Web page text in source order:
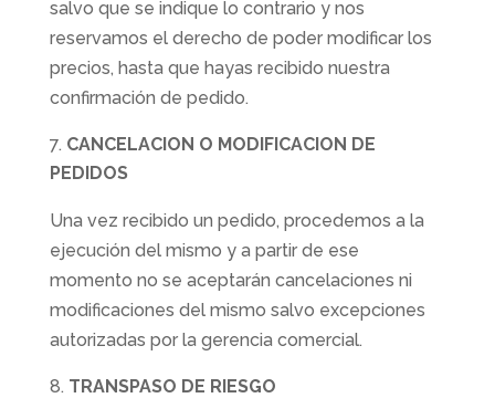
salvo que se indique lo contrario y nos
reservamos el derecho de poder modificar los
precios, hasta que hayas recibido nuestra
confirmación de pedido.
CANCELACION O MODIFICACION DE
PEDIDOS
Una vez recibido un pedido, procedemos a la
ejecución del mismo y a partir de ese
momento no se aceptarán cancelaciones ni
modificaciones del mismo salvo excepciones
autorizadas por la gerencia comercial.
TRANSPASO DE RIESGO